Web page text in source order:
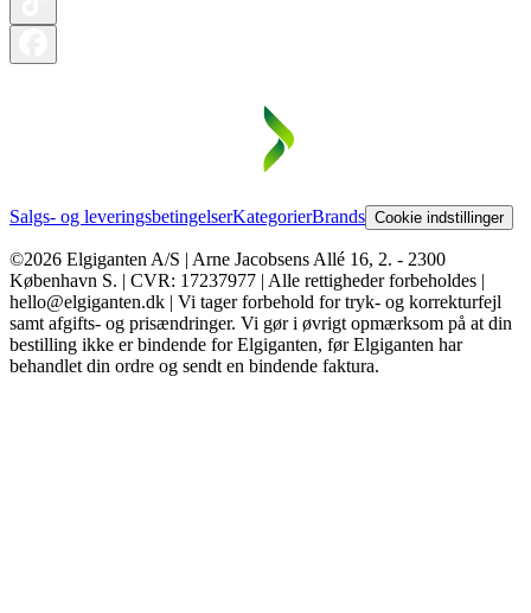
Salgs- og leveringsbetingelserKategorierBrands Cookie indstillinger
©2026 Elgiganten A/S | Arne Jacobsens Allé 16, 2. - 2300
København S. | CVR: 17237977 | Alle rettigheder forbeholdes |
hello@elgiganten.dk | Vi tager forbehold for tryk- og korrekturfejl
samt afgifts- og prisændringer. Vi gør i øvrigt opmærksom på at din
bestilling ikke er bindende for Elgiganten, før Elgiganten har
behandlet din ordre og sendt en bindende faktura.